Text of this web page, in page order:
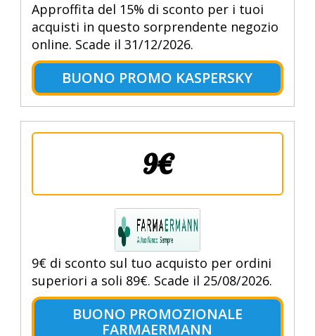
Approffita del 15% di sconto per i tuoi
acquisti in questo sorprendente negozio
online. Scade il 31/12/2026.
BUONO PROMO KASPERSKY
9€
9€ di sconto sul tuo acquisto per ordini
superiori a soli 89€. Scade il 25/08/2026.
BUONO PROMOZIONALE
FARMAERMANN